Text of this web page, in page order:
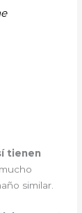
tienen
similar.